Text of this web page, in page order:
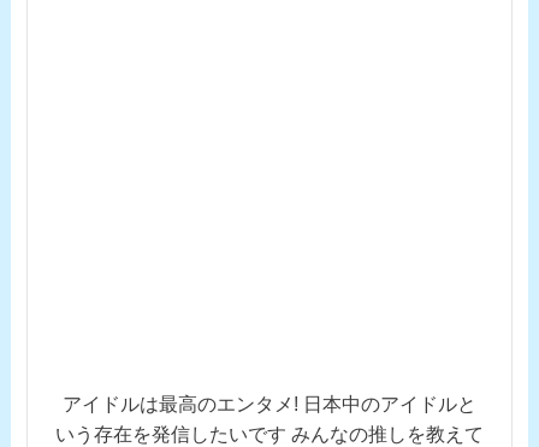
アイドルは最高のエンタメ! 日本中のアイドルと
いう存在を発信したいです みんなの推しを教えて